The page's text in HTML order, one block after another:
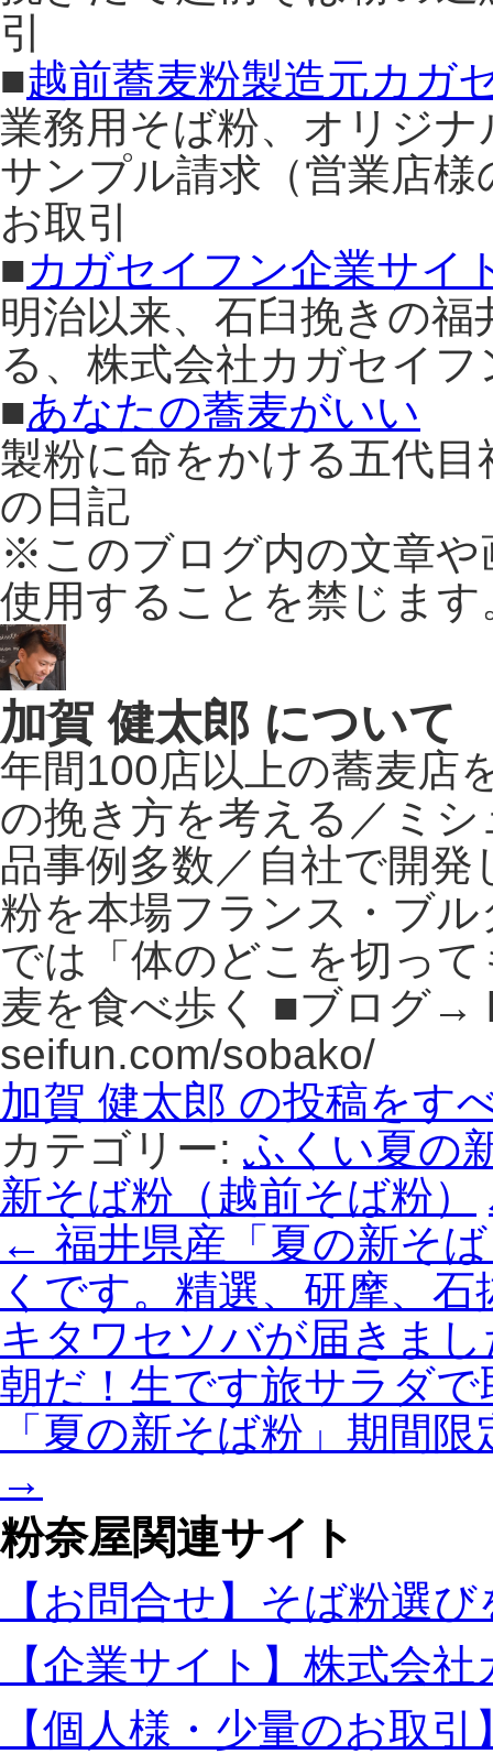
引
■越前蕎麦粉製造元カガ
業務用そば粉、オリジ
サンプル請求（営業店
お取引
■カガセイフン企業サイ
明治以来、石臼挽きの
る、株式会社カガセイ
■あなたの蕎麦がいい
製粉に命をかける五代
の日記
※このブログ内の文章や
使用することを禁じます
加賀 健太郎 について
年間100店以上の蕎麦店
の挽き方を考える／ミ
品事例多数／自社で開
粉を本場フランス・ブ
では「体のどこを切っ
麦を食べ歩く ■ブログ→
seifun.com/sobako/
加賀 健太郎 の投稿をす
カテゴリー: ふくい夏の
新そば粉（越前そば粉）
← 福井県産「夏の新そ
くです。精選、研摩、
キタワセソバが届きま
朝だ！生です旅サラダ
「夏の新そば粉」期間
→
粉奈屋関連サイト
【お問合せ】そば粉選
【企業サイト】株式会
【個人様・少量のお取